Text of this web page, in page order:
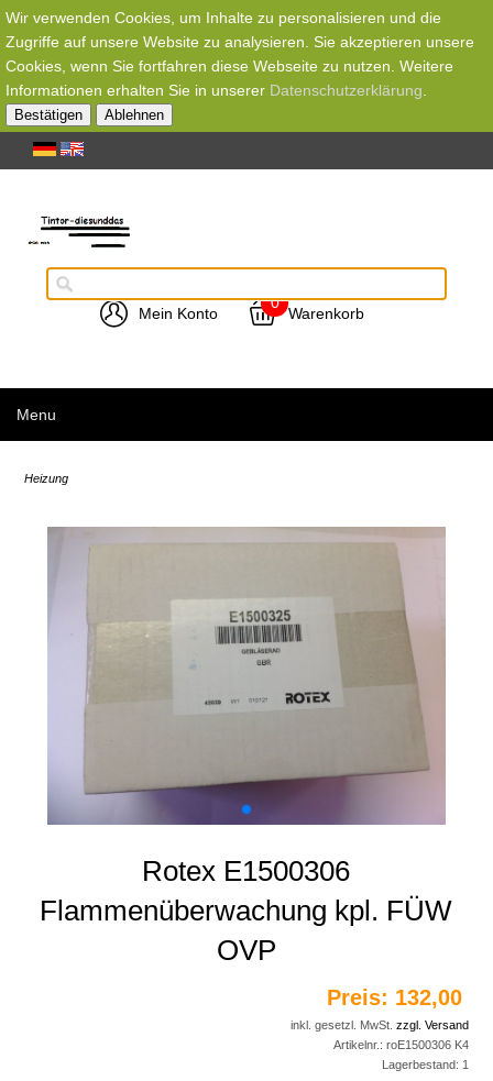
Wir verwenden Cookies, um Inhalte zu personalisieren und die
Zugriffe auf unsere Website zu analysieren. Sie akzeptieren unsere
Cookies, wenn Sie fortfahren diese Webseite zu nutzen. Weitere
Informationen erhalten Sie in unserer Datenschutzerklärung
Bestätigen Ablehnen
Mein Konto
0
Warenkorb
Menu
Heizung
Rotex E1500306
Flammenüberwachung kpl. FÜW
OVP
Preis: 132,00 
inkl. gesetzl. MwSt. zzgl. Versand
Artikelnr.: roE1500306 K4
Lagerbestand: 1